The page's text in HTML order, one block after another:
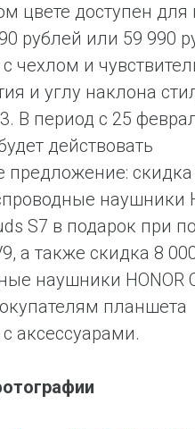
цвете доступен для
рублей или 59 990
чехлом и
и углу наклона
В период c 25
действовать
предложение: скидка
наушники
S7 в подарок при
а также скидка 8
наушники HONOR
планшета
аксессуарами.